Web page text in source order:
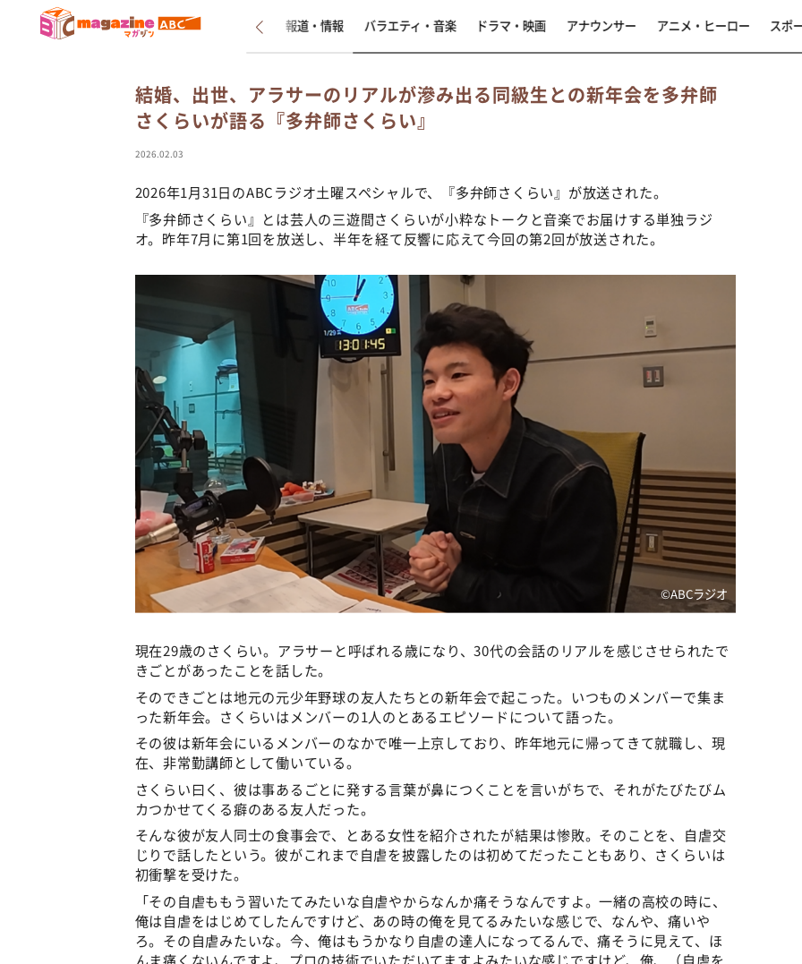
新着 インタビュー 報道・情報 バラエティ・音楽 ドラマ・映画 アナウンサー アニメ・ヒーロー スポ
結婚、出世、アラサーのリアルが滲み出る同級生との新年会を多弁師
さくらいが語る『多弁師さくらい』
2026.02.03
2026年1月31日のABCラジオ土曜スペシャルで、『多弁師さくらい』が放送された。
『多弁師さくらい』とは芸人の三遊間さくらいが小粋なトークと音楽でお届けする単独ラジ
オ。昨年7月に第1回を放送し、半年を経て反響に応えて今回の第2回が放送された。
©️ABCラジオ
現在29歳のさくらい。アラサーと呼ばれる歳になり、30代の会話のリアルを感じさせられたで
きごとがあったことを話した。
そのできごとは地元の元少年野球の友人たちとの新年会で起こった。いつものメンバーで集ま
った新年会。さくらいはメンバーの1人のとあるエピソードについて語った。
その彼は新年会にいるメンバーのなかで唯一上京しており、昨年地元に帰ってきて就職し、現
在、非常勤講師として働いている。
さくらい曰く、彼は事あるごとに発する言葉が鼻につくことを言いがちで、それがたびたびム
カつかせてくる癖のある友人だった。
そんな彼が友人同士の食事会で、とある女性を紹介されたが結果は惨敗。そのことを、自虐交
じりで話したという。彼がこれまで自虐を披露したのは初めてだったこともあり、さくらいは
初衝撃を受けた。
「その自虐ももう習いたてみたいな自虐やからなんか痛そうなんですよ。一緒の高校の時に、
俺は自虐をはじめてしたんですけど、あの時の俺を見てるみたいな感じで、なんや、痛いや
ろ。その自虐みたいな。今、俺はもうかなり自虐の達人になってるんで、痛そうに見えて、ほ
んま痛くないんですよ、プロの技術でいただいてますよみたいな感じですけど、俺、（自虐を